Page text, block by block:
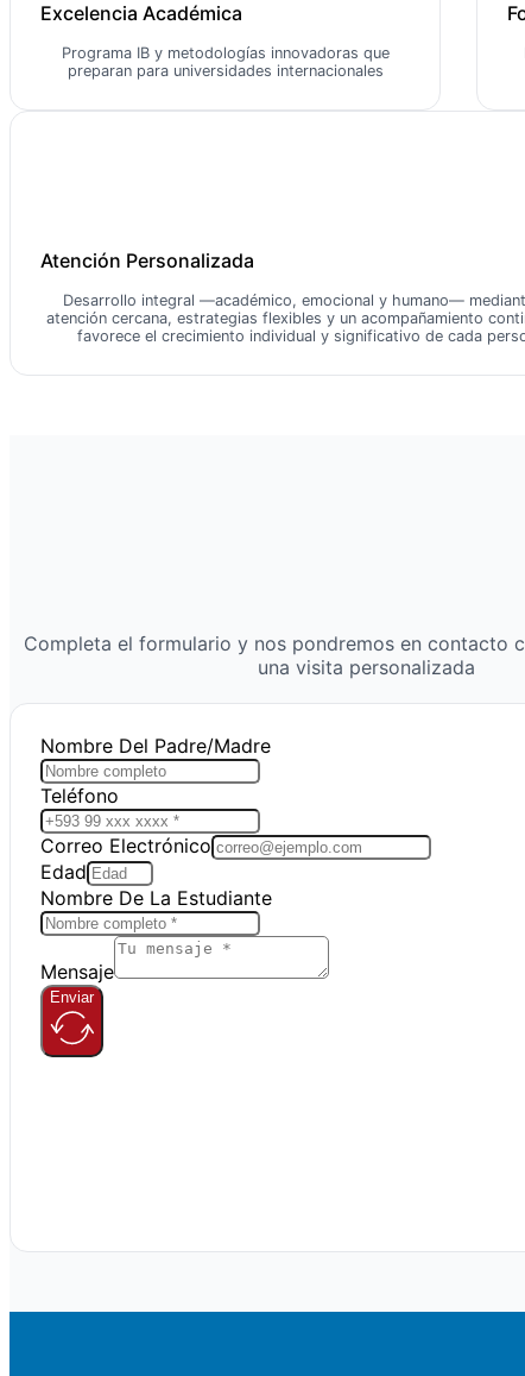
Excelencia Académica
Programa IB y metodologías innovadoras que
preparan para universidades internacionales
Atención Personalizada
Desarrollo integral —académico, emocional y humano—
atención cercana, estrategias flexibles y un acompañamiento
favorece el crecimiento individual y significativo de cada
Completa el formulario y nos pondremos en contacto
una visita personalizada
Nombre Del Padre/Madre
Teléfono
Correo Electrónico
Edad
Nombre De La Estudiante
Mensaje
Enviar